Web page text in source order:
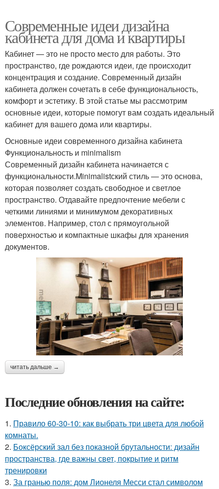
Современные идеи дизайна
кабинета для дома и квартиры
Кабинет — это не просто место для работы. Это
пространство, где рождаются идеи, где происходит
концентрация и создание. Современный дизайн
кабинета должен сочетать в себе функциональность,
комфорт и эстетику. В этой статье мы рассмотрим
основные идеи, которые помогут вам создать идеальный
кабинет для вашего дома или квартиры.
Основные идеи современного дизайна кабинета
Функциональность и minimalism
Современный дизайн кабинета начинается с
функциональности.Minimalistский стиль — это основа,
которая позволяет создать свободное и светлое
пространство. Отдавайте предпочтение мебели с
четкими линиями и минимумом декоративных
элементов. Например, стол с прямоугольной
поверхностью и компактные шкафы для хранения
документов.
читать дальше →
Последние обновления на сайте:
1. Правило 60-30-10: как выбрать три цвета для любой
комнаты.
2. Боксёрский зал без показной брутальности: дизайн
пространства, где важны свет, покрытие и ритм
тренировки
3. За гранью поля: дом Лионеля Месси стал символом